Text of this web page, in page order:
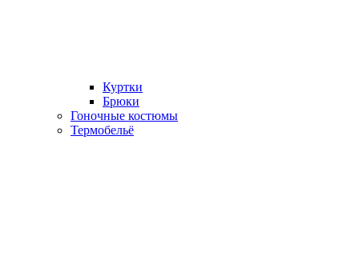
Куртки
Брюки
Гоночные костюмы
Термобельё